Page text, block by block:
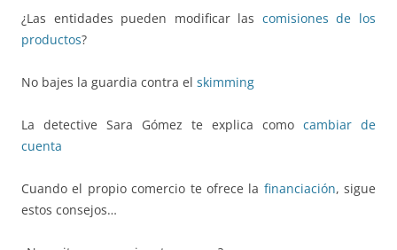
¿Las entidades pueden modificar las comisiones de los
productos?
No bajes la guardia contra el skimming
La detective Sara Gómez te explica como cambiar de
cuenta
Cuando el propio comercio te ofrece la financiación, sigue
estos consejos…